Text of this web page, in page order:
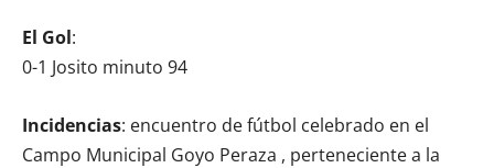
El Gol:
0-1 Josito minuto 94
Incidencias: encuentro de fútbol celebrado en el
Campo Municipal Goyo Peraza , perteneciente a la